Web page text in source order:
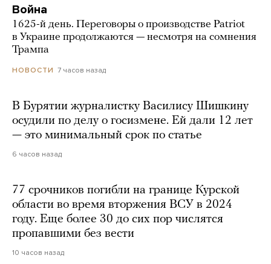
Война
1625-й день. Переговоры о производстве Patriot
в Украине продолжаются — несмотря на сомнения
Трампа
НОВОСТИ 7 часов назад
В Бурятии журналистку Василису Шишкину
осудили по делу о госизмене. Ей дали 12 лет
— это минимальный срок по статье
6 часов назад
77 срочников погибли на границе Курской
области во время вторжения ВСУ в 2024
году. Еще более 30 до сих пор числятся
пропавшими без вести
10 часов назад